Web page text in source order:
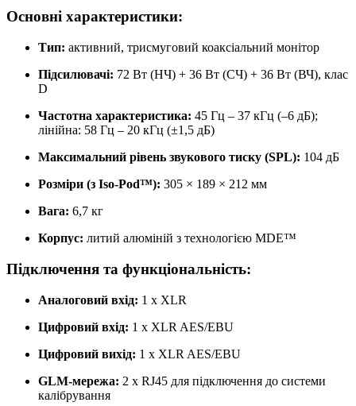
Основні характеристики:
Тип: активний, трисмуговий коаксіальний монітор​
Підсилювачі: 72 Вт (НЧ) + 36 Вт (СЧ) + 36 Вт (ВЧ), клас
D​
Частотна характеристика: 45 Гц – 37 кГц (–6 дБ);
лінійна: 58 Гц – 20 кГц (±1,5 дБ)​
Максимальний рівень звукового тиску (SPL): 104 дБ​
Розміри (з Iso-Pod™): 305 × 189 × 212 мм​
Вага: 6,7 кг​
Корпус: литий алюміній з технологією MDE™​
Підключення та функціональність:
Аналоговий вхід: 1 x XLR​
Цифровий вхід: 1 x XLR AES/EBU​
Цифровий вихід: 1 x XLR AES/EBU​
GLM-мережа: 2 x RJ45 для підключення до системи
калібрування​